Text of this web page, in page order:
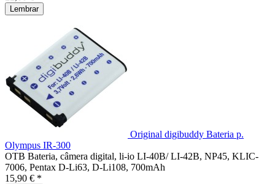
Lembrar
Original digibuddy Bateria p.
Olympus IR-300
OTB Bateria, câmera digital, li-io LI-40B/ LI-42B, NP45, KLIC-
7006, Pentax D-Li63, D-Li108, 700mAh
15,90 € *